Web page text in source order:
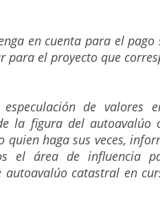
en cuenta para el
para el proyecto que
de valores
la figura del autoavalúo
quien haga sus veces,
el área de influencia
catastral en